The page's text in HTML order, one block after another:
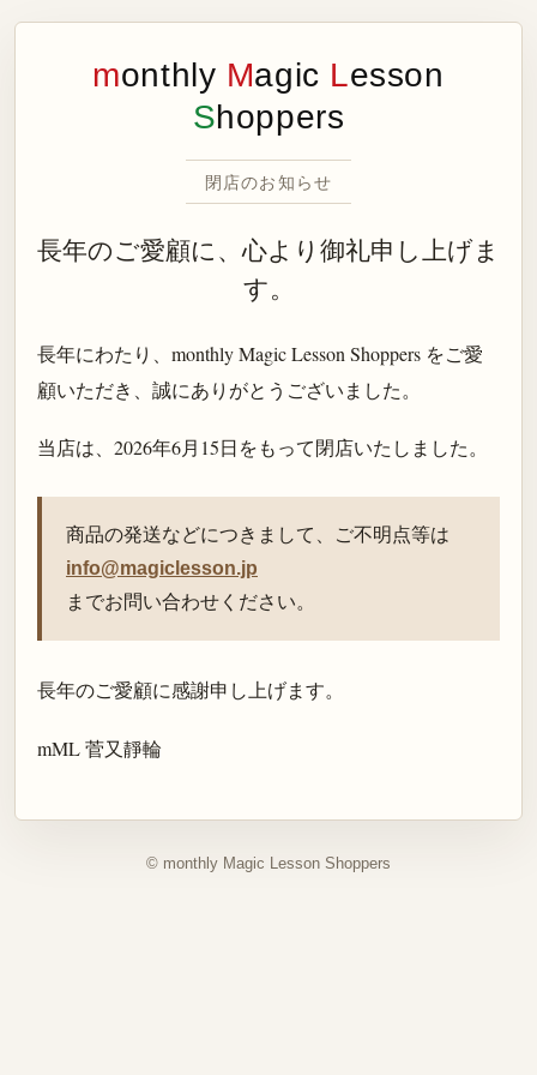
monthly Magic Lesson
Shoppers
閉店のお知らせ
長年のご愛顧に、心より御礼申し上げま
す。
長年にわたり、monthly Magic Lesson Shoppers をご愛
顧いただき、誠にありがとうございました。
当店は、 2026年6月15日をもって閉店いたしました。
商品の発送などにつきまして、ご不明点等は
info@magiclesson.jp
までお問い合わせください。
長年のご愛顧に感謝申し上げます。
mML 菅又靜輪
© monthly Magic Lesson Shoppers